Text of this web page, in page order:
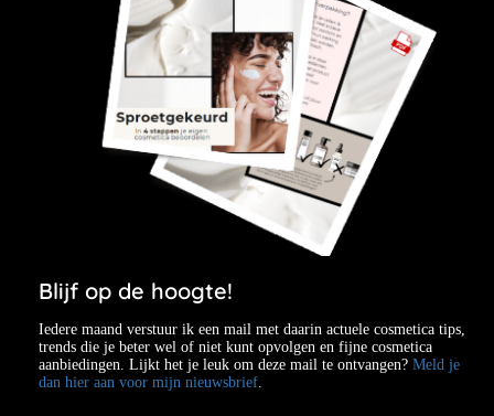
Blijf op de hoogte!
Iedere maand verstuur ik een mail met daarin actuele cosmetica tips,
trends die je beter wel of niet kunt opvolgen en fijne cosmetica
aanbiedingen. Lijkt het je leuk om deze mail te ontvangen? Meld je
dan hier aan voor mijn nieuwsbrief.